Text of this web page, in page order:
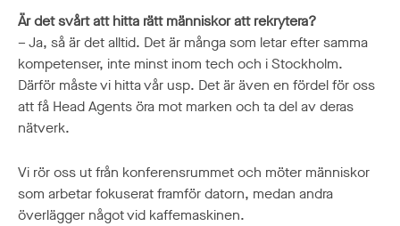
Är det svårt att hitta rätt människor att rekrytera?
– Ja, så är det alltid. Det är många som letar efter samma
kompetenser, inte minst inom tech och i Stockholm.
Därför måste vi hitta vår usp. Det är även en fördel för oss
att få Head Agents öra mot marken och ta del av deras
nätverk.
Vi rör oss ut från konferensrummet och möter människor
som arbetar fokuserat framför datorn, medan andra
överlägger något vid kaffemaskinen.